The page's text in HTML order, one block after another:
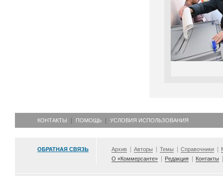
КОНТАКТЫ ПОМОЩЬ УСЛОВИЯ ИСПОЛЬЗОВАНИЯ
ОБРАТНАЯ СВЯЗЬ Архив Авторы Темы Справочники
О «Коммерсанте»
Редакция Контакты